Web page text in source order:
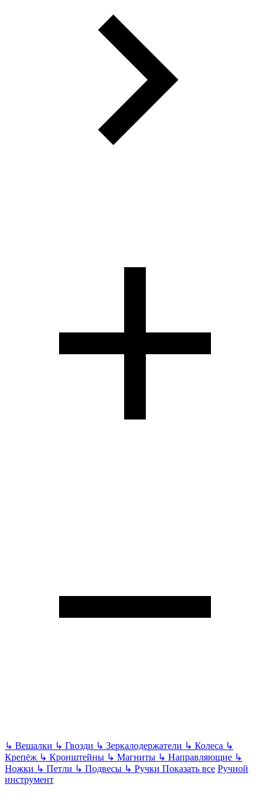
↳ Вешалки ↳ Гвозди ↳ Зеркалодержатели ↳ Колеса ↳
Крепёж ↳ Кронштейны ↳ Магниты ↳ Направляющие ↳
Ножки ↳ Петли ↳ Подвесы ↳ Ручки Показать все Ручной
инструмент